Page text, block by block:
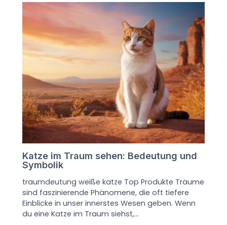
Katze im Traum sehen: Bedeutung und
Symbolik
traumdeutung weiße katze Top Produkte Träume
sind faszinierende Phänomene, die oft tiefere
Einblicke in unser innerstes Wesen geben. Wenn
du eine Katze im Traum siehst,…